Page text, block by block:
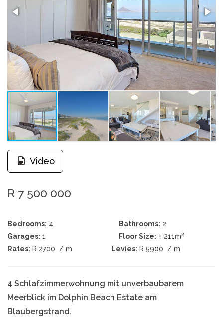
Video
R 7 500 000
Bedrooms: 4 Bathrooms: 2
Garages: 1 Floor Size: ± 211m2
Rates: R 2700 / m Levies: R 5900 / m
4 Schlafzimmerwohnung mit unverbaubarem
Meerblick im Dolphin Beach Estate am
Blaubergstrand.